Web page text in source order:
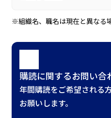
※組織名、職名は現在と異なる
購読に関するお問い合
年間購読をご希望される
お願いします。